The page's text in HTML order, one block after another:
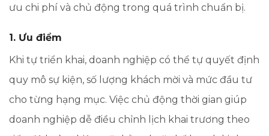
ưu chi phí và chủ động trong quá trình chuẩn bị.
1. Ưu điểm
Khi tự triển khai, doanh nghiệp có thể tự quyết định
quy mô sự kiện, số lượng khách mời và mức đầu tư
cho từng hạng mục. Việc chủ động thời gian giúp
doanh nghiệp dễ điều chỉnh lịch khai trương theo